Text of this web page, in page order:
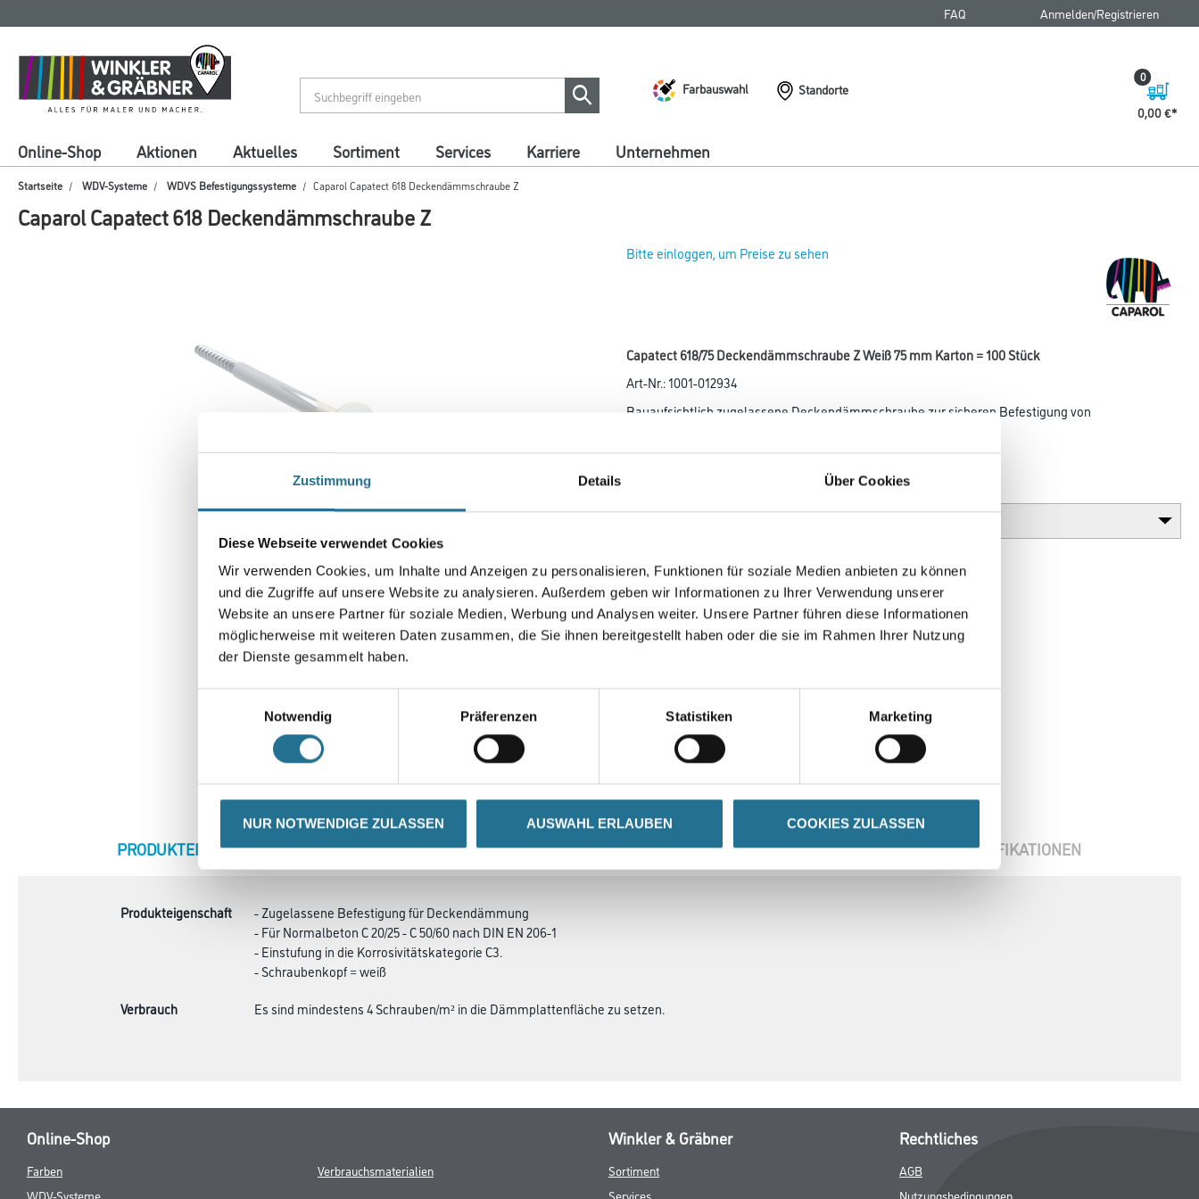
Zustimmung Details Über Cookies
Diese Webseite verwendet Cookies
Wir verwenden Cookies, um Inhalte und Anzeigen zu personalisieren, Funktionen für soziale Medien anbieten zu können
und die Zugriffe auf unsere Website zu analysieren. Außerdem geben wir Informationen zu Ihrer Verwendung unserer
Website an unsere Partner für soziale Medien, Werbung und Analysen weiter. Unsere Partner führen diese Informationen
möglicherweise mit weiteren Daten zusammen, die Sie ihnen bereitgestellt haben oder die sie im Rahmen Ihrer Nutzung
der Dienste gesammelt haben.
Notwendig
Präferenzen Statistiken Marketing
NUR NOTWENDIGE ZULASSEN AUSWAHL ERLAUBEN COOKIES ZULASSEN
springen
springen
FAQ Anmelden/Registrieren
Farbauswahl
Standorte
0,00 €
0
Online-Shop Aktionen Aktuelles Sortiment Services Karriere Unternehmen
Startseite WDV-Systeme WDVS Befestigungssysteme Caparol Capatect 618 Deckendämmschraube Z
Caparol Capatect 618 Deckendämmschraube Z
Bitte einloggen, um Preise zu sehen
Capatect 618/75 Deckendämmschraube Z Weiß 75 mm Karton = 100 Stück
Art-Nr.:1001-012934
Bauaufsichtlich zugelassene Deckendämmschraube zur sicheren Befestigung von
Deckendämmteller DDT.
CURRENT
PRODUKTEIGENSCHAFTEN ZUSATZINFOS GEFAHRENHINWEISE DATENBLÄTTER SPEZIFIKATIONEN
Produkteigenschaft
- Zugelassene Befestigung für Deckendämmung
- Für Normalbeton C 20/25 - C 50/60 nach DIN EN 206-1
- Einstufung in die Korrosivitätskategorie C3.
- Schraubenkopf = weiß
Verbrauch
Es sind mindestens 4 Schrauben/m² in die Dämmplattenfläche zu setzen.
Online-Shop
Farben
WDV-Systeme
Verbrauchsmaterialien
Winkler & Gräbner
Sortiment
Services
Rechtliches
AGB
Nutzungsbedingungen